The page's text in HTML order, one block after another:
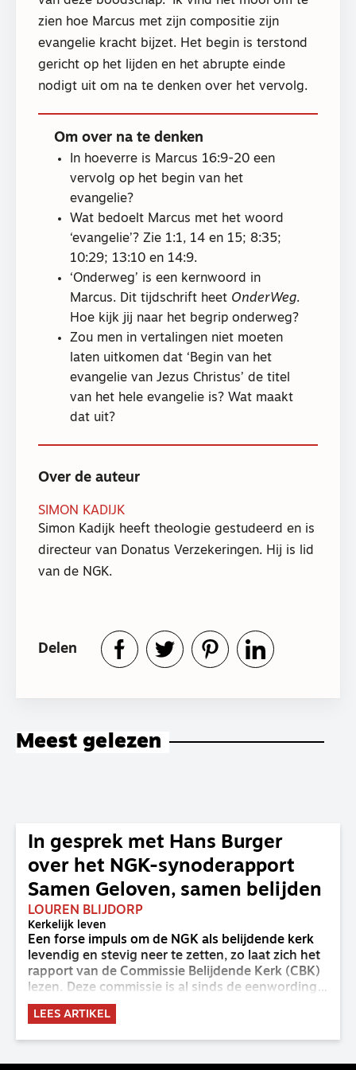
zien hoe Marcus met zijn compositie zijn
evangelie kracht bijzet. Het begin is terstond
gericht op het lijden en het abrupte einde
nodigt uit om na te denken over het vervolg.
Om over na te denken
In hoeverre is Marcus 16:9-20 een
vervolg op het begin van het
evangelie?
Wat bedoelt Marcus met het woord
‘evangelie’? Zie 1:1, 14 en 15; 8:35;
10:29; 13:10 en 14:9.
‘Onderweg’ is een kernwoord in
Marcus. Dit tijdschrift heet OnderWeg.
Hoe kijk jij naar het begrip onderweg?
Zou men in vertalingen niet moeten
laten uitkomen dat ‘Begin van het
evangelie van Jezus Christus’ de titel
van het hele evangelie is? Wat maakt
dat uit?
Over de auteur
SIMON KADIJK
Simon Kadijk heeft theologie gestudeerd en is
directeur van Donatus Verzekeringen. Hij is lid
van de NGK.
Delen
Meest gelezen
In gesprek met Hans Burger
over het NGK-synoderapport
Samen Geloven, samen belijden
LOUREN BLIJDORP
Kerkelijk leven
Een forse impuls om de NGK als belijdende kerk
levendig en stevig neer te zetten, zo laat zich het
rapport van de Commissie Belijdende Kerk (CBK)
lezen. Deze commissie is al sinds de eenwording
van de GKv en NGK actief en kreeg van de
synode van Deventer in 2023 de opdracht om
LEES ARTIKEL